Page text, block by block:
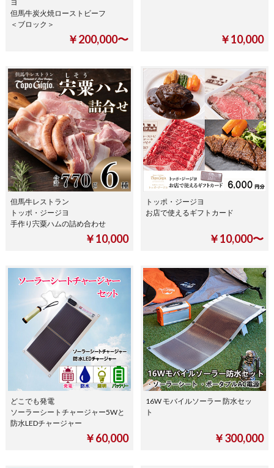
ヨ
但馬牛炭火焼ローストビーフ
＜ブロック＞
￥200,000〜 ￥10,000
但馬牛レストラン
トッポ・ジージヨ
手作り宍粟ハムの詰め合わせ
￥10,000
トッポ・ジージヨ
お店で使えるギフトカード
￥10,000〜
どこでも発電
ソーラーシートチャージャー5Wと
防水LEDチャージャー
￥60,000
16W モバイルソーラー 防水セッ
ト
￥300,000